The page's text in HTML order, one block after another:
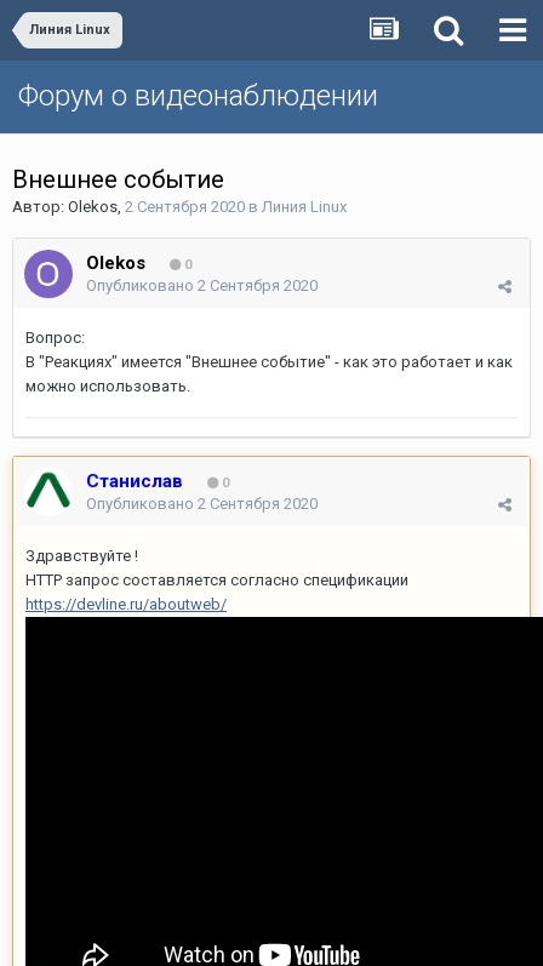
Линия Linux
Форум о видеонаблюдении
Внешнее событие
Автор: Olekos, 2 Сентября 2020 в Линия Linux
Olekos 0
Опубликовано 2 Сентября 2020
Вопрос:
В "Реакциях" имеется "Внешнее событие" - как это работает и как
можно использовать.
Станислав 0
Опубликовано 2 Сентября 2020
Здравствуйте !
HTTP запрос составляется согласно спецификации
https://devline.ru/aboutweb/